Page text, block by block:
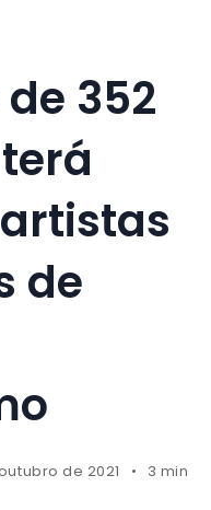
352
de
de 2021 3 mins